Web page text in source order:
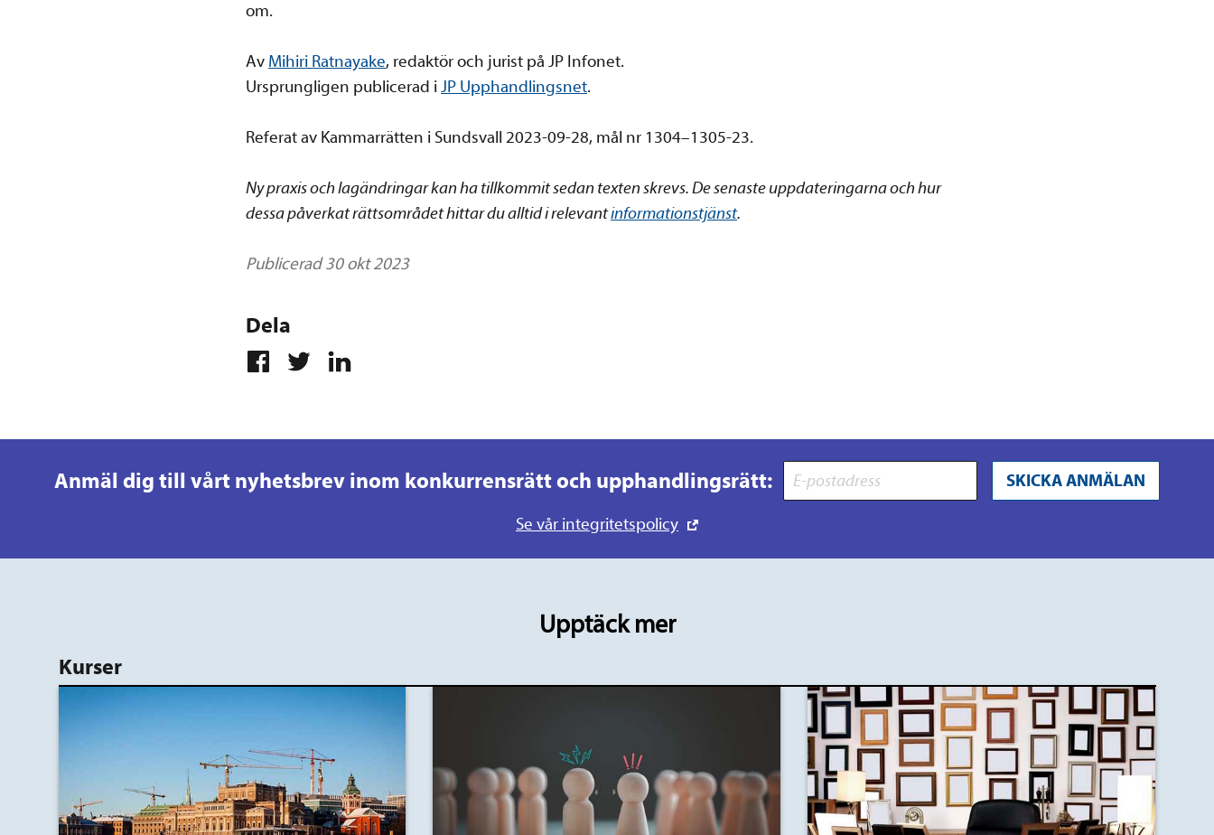
om.
Av Mihiri Ratnayake, redaktör och jurist på JP Infonet.
Ursprungligen publicerad iJP Upphandlingsnet.
Referat av Kammarrätten i Sundsvall 2023-09-28, mål nr 1304–1305-23.
Ny praxis och lagändringar kan ha tillkommit sedan texten skrevs. De senaste uppdateringarna och hur
dessa påverkat rättsområdet hittar du alltid i relevantinformationstjänst.
Publicerad 30 okt 2023
Dela
Anmäl dig till vårt nyhetsbrev inom konkurrensrätt och upphandlingsrätt: SKICKA ANMÄLAN
Se vår integritetspolicy
Upptäck mer
Kurser